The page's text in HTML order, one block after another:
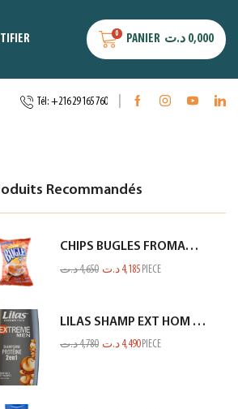
0 PANIER 0,000 د.ت
Tél: +216 29 165 760
Recommandés
CHIPS BUGLES FROMAGE 75GR
4,650د.ت 4,185 د.ت PIECE
LILAS SHAMP EXT HOM PROTEINE GRIS 350ML
4,780د.ت 4,490 د.ت PIECE